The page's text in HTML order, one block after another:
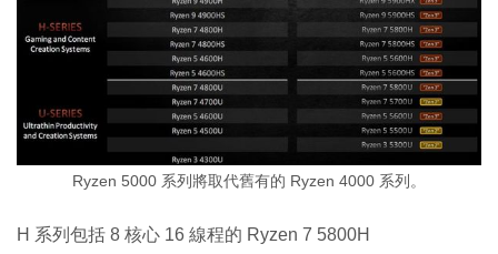
Ryzen 5000 系列將取代舊有的 Ryzen 4000 系列。
H 系列包括 8 核心 16 線程的 Ryzen 7 5800H